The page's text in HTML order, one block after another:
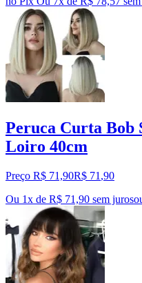
Peruca Curta Bob
Loiro 40cm
Preço R$ 71,90R$ 71 ,90
Ou 1x de R$ 71,90 sem juros